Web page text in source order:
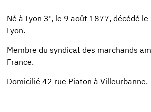
Né à Lyon 3e, le 9 août 1877, décédé
Lyon.
Membre du syndicat des marchands
France.
Domicilié 42 rue Piaton à Villeurbanne.